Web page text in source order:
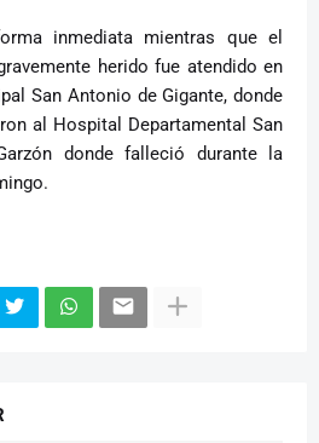
inmediata mientras que el
herido fue atendido en
San Antonio de Gigante, donde
al Hospital Departamental San
donde falleció durante la